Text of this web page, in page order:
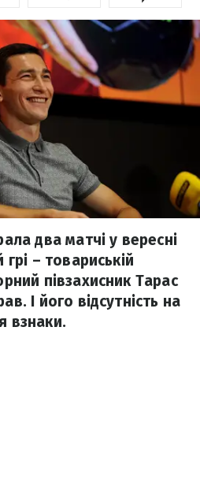
два матчі у вересні
– товариській
півзахисник Тарас
І його відсутність на
взнаки.